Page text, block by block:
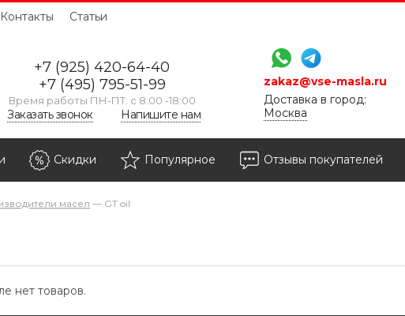
Контакты Статьи
+7 (925) 420-64-40
+7 (495) 795-51-99
Время работы ПН-ПТ: с 8:00 -18:00
Заказать звонок Напишите нам
zakaz@vse-masla.ru
Доставка в город:
Москва
Скидки Популярное Отзывы покупателей
масел — GT oil
нет товаров.